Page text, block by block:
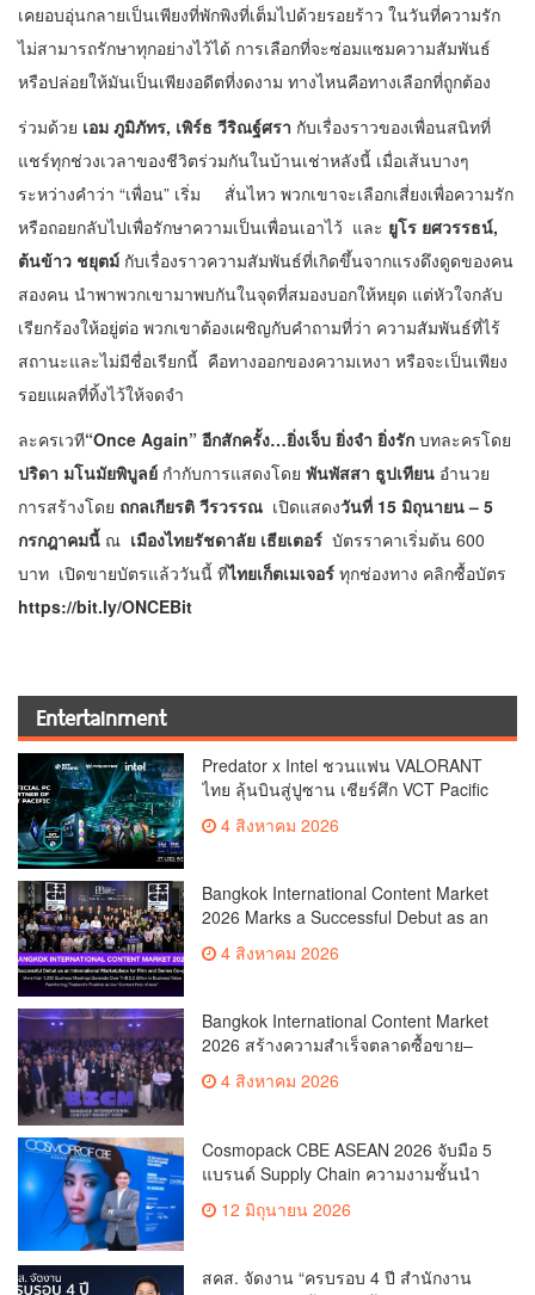
เคยอบอุ่นกลายเป็นเพียงที่พักพิงที่เต็มไปด้วยรอยร้าว ในวันที่ความรัก
ไม่สามารถรักษาทุกอย่างไว้ได้ การเลือกที่จะซ่อมแซมความสัมพันธ์
หรือปล่อยให้มันเป็นเพียงอดีตที่งดงาม ทางไหนคือทางเลือกที่ถูกต้อง
ร่วมด้วย เอม ภูมิภัทร, เพิร์ธ วีริณฐ์ศรา กับเรื่องราวของเพื่อนสนิทที่
แชร์ทุกช่วงเวลาของชีวิตร่วมกันในบ้านเช่าหลังนี้ เมื่อเส้นบางๆ
ระหว่างคำว่า “เพื่อน” เริ่ม สั่นไหว พวกเขาจะเลือกเสี่ยงเพื่อความรัก
หรือถอยกลับไปเพื่อรักษาความเป็นเพื่อนเอาไว้ และ ยูโร ยศวรรธน์,
ต้นข้าว ชยุตม์ กับเรื่องราวความสัมพันธ์ที่เกิดขึ้นจากแรงดึงดูดของคน
สองคน นำพาพวกเขามาพบกันในจุดที่สมองบอกให้หยุด แต่หัวใจกลับ
เรียกร้องให้อยู่ต่อ พวกเขาต้องเผชิญกับคำถามที่ว่า ความสัมพันธ์ที่ไร้
สถานะและไม่มีชื่อเรียกนี้ คือทางออกของความเหงา หรือจะเป็นเพียง
รอยแผลที่ทิ้งไว้ให้จดจำ
ละครเวที“Once Again” อีกสักครั้ง…ยิ่งเจ็บ ยิ่งจำ ยิ่งรัก บทละครโดย
ปริดา มโนมัยพิบูลย์ กำกับการแสดงโดย พันพัสสา ธูปเทียน อำนวย
การสร้างโดย ถกลเกียรติ วีรวรรณ เปิดแสดงวันที่ 15 มิถุนายน – 5
กรกฎาคมนี้ ณ เมืองไทยรัชดาลัย เธียเตอร์ บัตรราคาเริ่มต้น 600
บาท เปิดขายบัตรแล้ววันนี้ ที่ไทยเก็ตเมเจอร์ ทุกช่องทาง คลิกซื้อบัตร
https://bit.ly/ONCEBit
Entertainment
Predator x Intel ชวนแฟน VALORANT
ไทย ลุ้นบินสู่ปูซาน เชียร์ศึก VCT Pacific
x Intel ชวนแฟน VALORANT ไทย ลุ้นบิน
สุดพิเศษตลอดทัวร์นาเมนต์
4 สิงหาคม 2026
Bangkok International Content Market
2026 Marks a Successful Debut as an
Series Co-productionMore than 1,200
THB 2.2 Billion in Business
ValueReinforcing Thailand’s Position
as the “Content Hub of Asia”
4 สิงหาคม 2026
Bangkok International Content Market
2026 สร้างความสำเร็จตลาดซื้อขาย–
ร่วมผลิตคอนเทนต์ภาพยนตร์และซีรีส์
ระดับนานาชาติเกิดการเจรจาธุรกิจกว่า
ตอกย้ำไทยสู่ “Content Hub of Asia”
4 สิงหาคม 2026
Cosmopack CBE ASEAN 2026 จับมือ 5
แบรนด์ Supply Chain ความงามชั้นนำ
จำลอง “The Sunscreen Factory” ไฮไลต์
Bangkok 2026
12 มิถุนายน 2026
สคส. จัดงาน “ครบรอบ 4 ปี สำนักงาน